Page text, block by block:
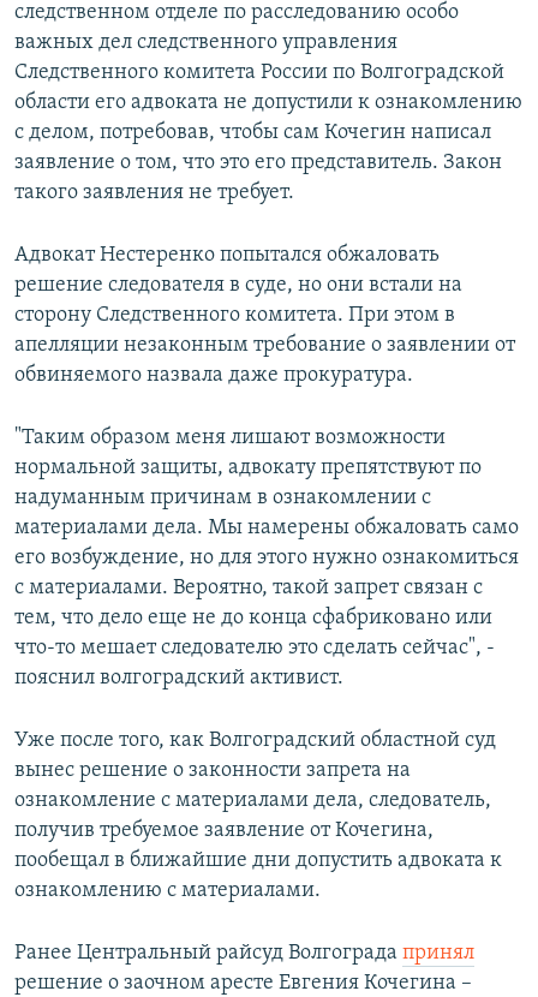
следственном отделе по расследованию особо
важных дел следственного управления
Следственного комитета России по Волгоградской
области его адвоката не допустили к ознакомлению
с делом, потребовав, чтобы сам Кочегин написал
заявление о том, что это его представитель. Закон
такого заявления не требует.
Адвокат Нестеренко попытался обжаловать
решение следователя в суде, но они встали на
сторону Следственного комитета. При этом в
апелляции незаконным требование о заявлении от
обвиняемого назвала даже прокуратура.
"Таким образом меня лишают возможности
нормальной защиты, адвокату препятствуют по
надуманным причинам в ознакомлении с
материалами дела. Мы намерены обжаловать само
его возбуждение, но для этого нужно ознакомиться
с материалами. Вероятно, такой запрет связан с
тем, что дело еще не до конца сфабриковано или
что-то мешает следователю это сделать сейчас", -
пояснил волгоградский активист.
Уже после того, как Волгоградский областной суд
вынес решение о законности запрета на
ознакомление с материалами дела, следователь,
получив требуемое заявление от Кочегина,
пообещал в ближайшие дни допустить адвоката к
ознакомлению с материалами.
Ранее Центральный райсуд Волгограда принял
решение о заочном аресте Евгения Кочегина –